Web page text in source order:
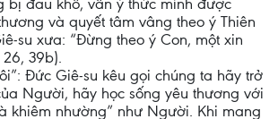
bị đau khổ, vẫn ý thức mình được
và quyết tâm vâng theo ý Thiên
su xưa: “Đừng theo ý Con, một xin
39b).
Đức Giê-su kêu gọi chúng ta hãy trở
Người, hãy học sống yêu thương với
khiêm nhường” như Người. Khi mang